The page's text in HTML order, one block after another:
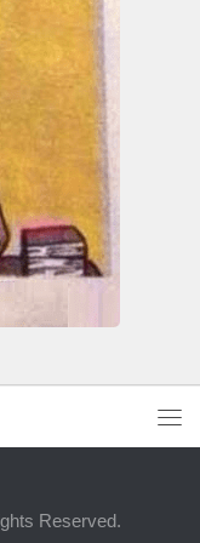
Reserved.